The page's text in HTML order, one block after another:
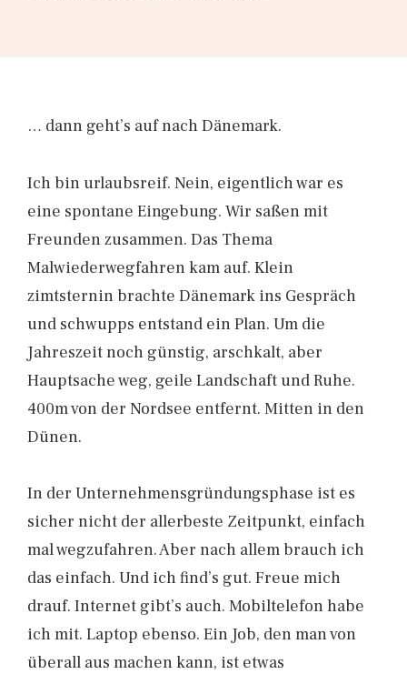
… dann geht’s auf nach Dänemark.
Ich bin urlaubsreif. Nein, eigentlich war es
eine spontane Eingebung. Wir saßen mit
Freunden zusammen. Das Thema
Malwiederwegfahren kam auf. Klein
zimtsternin brachte Dänemark ins Gespräch
und schwupps entstand ein Plan. Um die
Jahreszeit noch günstig, arschkalt, aber
Hauptsache weg, geile Landschaft und Ruhe.
400m von der Nordsee entfernt. Mitten in den
Dünen.
In der Unternehmensgründungsphase ist es
sicher nicht der allerbeste Zeitpunkt, einfach
mal wegzufahren. Aber nach allem brauch ich
das einfach. Und ich find’s gut. Freue mich
drauf. Internet gibt’s auch. Mobiltelefon habe
ich mit. Laptop ebenso. Ein Job, den man von
überall aus machen kann, ist etwas